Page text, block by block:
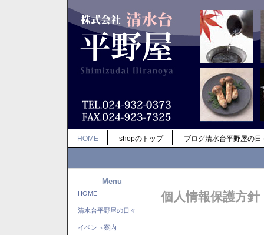
HOME shopのトップ ブログ清水台平野屋の日
Menu
HOME
清水台平野屋の日々
イベント案内
個人情報保護方針